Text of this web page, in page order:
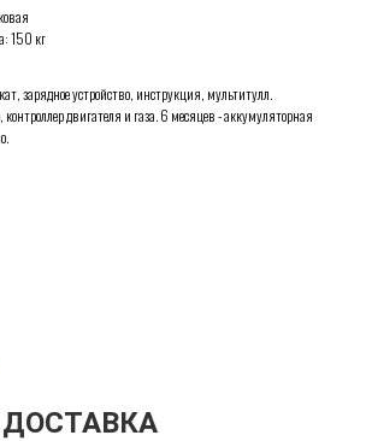
150 кг
зарядное устройство, инструкция, мультитулл.
контроллер двигателя и газа. 6 месяцев - аккумуляторная